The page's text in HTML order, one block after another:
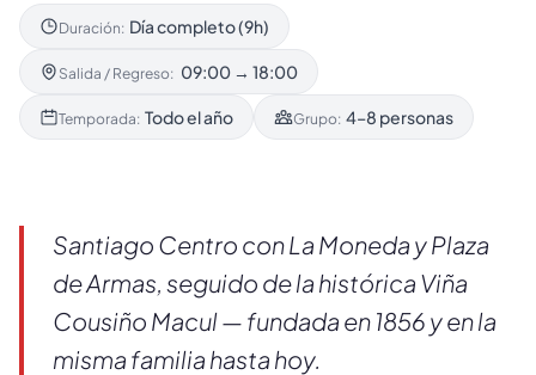
Duración: Día completo (9h)
Salida / Regreso: 09:00 → 18:00
Temporada: Todo el año Grupo: 4–8 personas
Santiago Centro con La Moneda y Plaza
de Armas, seguido de la histórica Viña
Cousiño Macul — fundada en 1856 y en la
misma familia hasta hoy.